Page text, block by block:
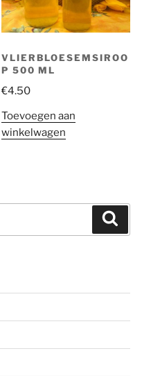
VLIERBLOESEMSIROO
P 500 ML
€4.50
Toevoegen aan
winkelwagen